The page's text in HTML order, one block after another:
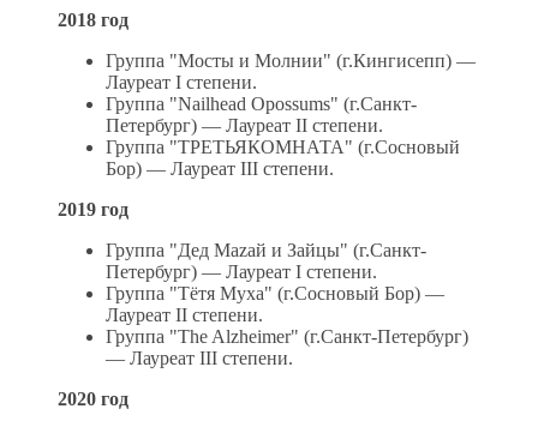
2018 год
Группа "Мосты и Молнии" (г.Кингисепп) —
Лауреат I степени.
Группа "Nailhead Opossums" (г.Санкт-
Петербург) — Лауреат II степени.
Группа "ТРЕТЬЯКОМНАТА" (г.Сосновый
Бор) — Лауреат III степени.
2019 год
Группа "Дед Маzай и Зайцы" (г.Санкт-
Петербург) — Лауреат I степени.
Группа "Тётя Муха" (г.Сосновый Бор) —
Лауреат II степени.
Группа "The Alzheimer" (г.Санкт-Петербург)
— Лауреат III степени.
2020 год